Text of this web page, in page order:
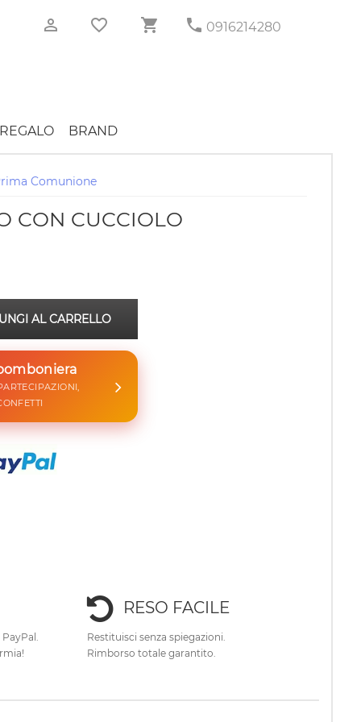
0916214280
REGALO BRAND
Comunione
CON CUCCIOLO
AL CARRELLO
RESO FACILE
Restituisci senza spiegazioni.
Rimborso totale garantito.